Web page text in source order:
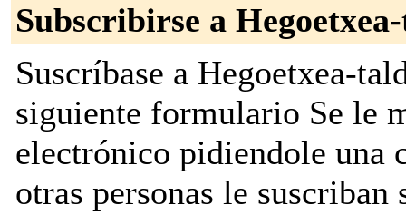
Subscribirse a
Suscríbase a Hegoetxea-
siguiente formulario Se le
electrónico pidiendole una
otras personas le